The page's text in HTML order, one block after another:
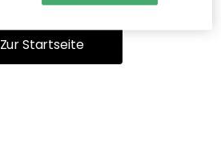
Zur Startseite